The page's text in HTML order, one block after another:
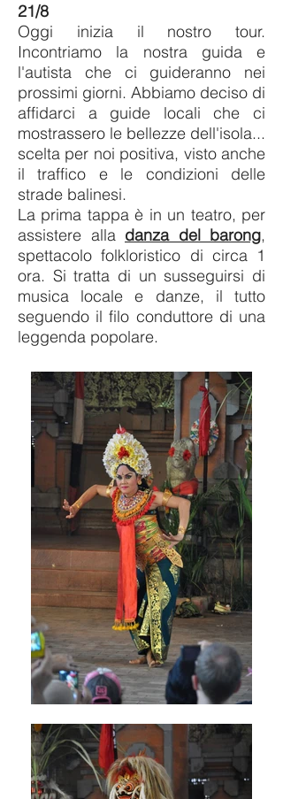
21/8
Oggi inizia il nostro tour.
Incontriamo la nostra guida e
l'autista che ci guideranno nei
prossimi giorni. Abbiamo deciso di
affidarci a guide locali che ci
mostrassero le bellezze dell'isola...
scelta per noi positiva, visto anche
il traffico e le condizioni delle
strade balinesi.
La prima tappa è in un teatro, per
assistere alla danza del barong,
spettacolo folkloristico di circa 1
ora. Si tratta di un susseguirsi di
musica locale e danze, il tutto
seguendo il filo conduttore di una
leggenda popolare.